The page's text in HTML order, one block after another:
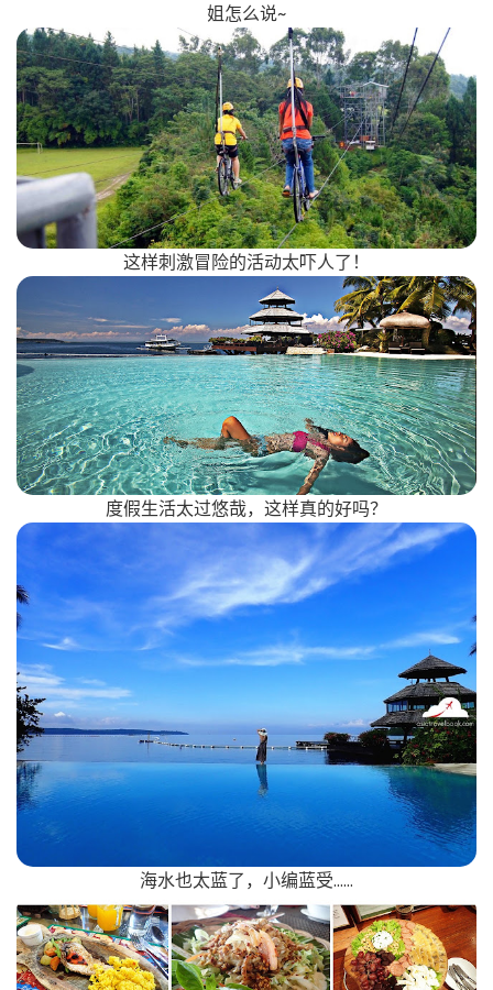
姐怎么说~
这样刺激冒险的活动太吓人了！
度假生活太过悠哉，这样真的好吗？
海水也太蓝了，小编蓝受……